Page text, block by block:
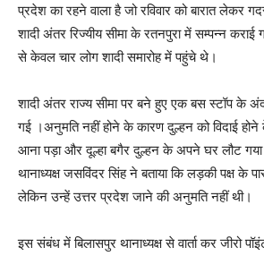
प्रदेश का रहने वाला है जो रविवार को बारात लेकर
शादी अंतर रिज्यीय सीमा के रतनपुरा में सम्पन्न
से केवल चार लोग शादी समारोह में पहुंचे थे।
शादी अंतर राज्य सीमा पर बने हुए एक बस स्टॉप के
गई ।अनुमति नहीं होने के कारण दुल्हन को विदाई
आना पड़ा और दूल्हा बगैर दुल्हन के अपने घर लौट
थानाध्यक्ष जसविंदर सिंह ने बताया कि लड़की पक्ष के
लेकिन उन्हें उत्तर प्रदेश जाने की अनुमति नहीं थी।
इस संबंध में बिलासपुर थानाध्यक्ष से वार्ता कर जीरो